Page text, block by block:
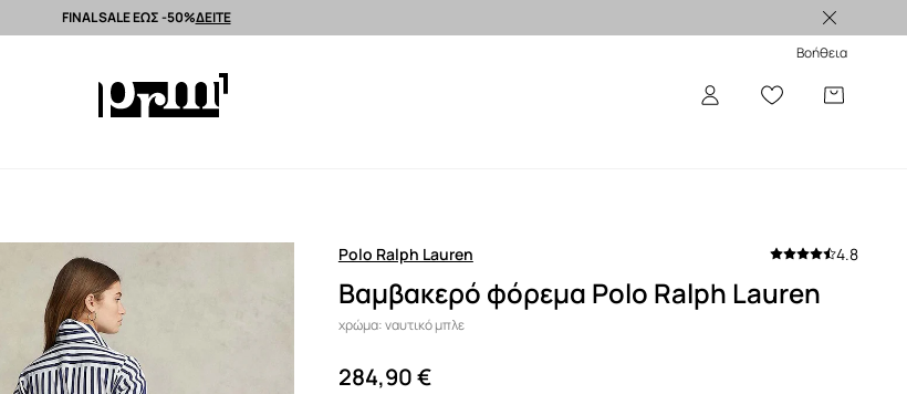
Premium brands >
FINAL SALE ΕΩΣ -50%ΔΕΙΤΕ
Βοήθεια
Polo Ralph Lauren 4.8
Βαμβακερό φόρεμα Polo Ralph Lauren
χρώμα: ναυτικό μπλε
284,90 €